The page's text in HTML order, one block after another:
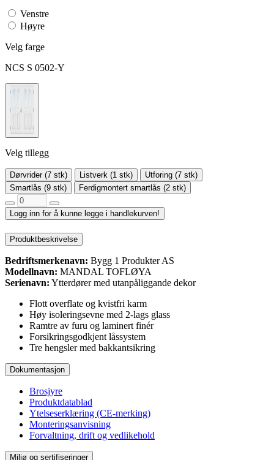
Venstre
Høyre
Velg farge
NCS S 0502-Y
Velg tillegg
Dørvrider (7 stk) Listverk (1 stk)
Utforing (7 stk)
Smartlås (9 stk)
Ferdigmontert smartlås (2 stk)
Logg inn for å kunne legge i handlekurven!
Produktbeskrivelse
Bedriftsmerkenavn: Bygg 1 Produkter AS
Modellnavn: MANDAL TOFLØYA
Serienavn: Ytterdører med utanpåliggande dekor
Flott overflate og kvistfri karm
Høy isoleringsevne med 2-lags glass
Ramtre av furu og laminert finér
Forsikringsgodkjent låssystem
Tre hengsler med bakkantsikring
Dokumentasjon
Brosjyre
Produktdatablad
Ytelseserklæring (CE-merking)
Monteringsanvisning
Forvaltning, drift og vedlikehold
Miljø og sertifiseringer